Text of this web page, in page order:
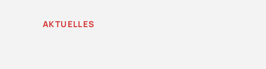
AKTUELLES